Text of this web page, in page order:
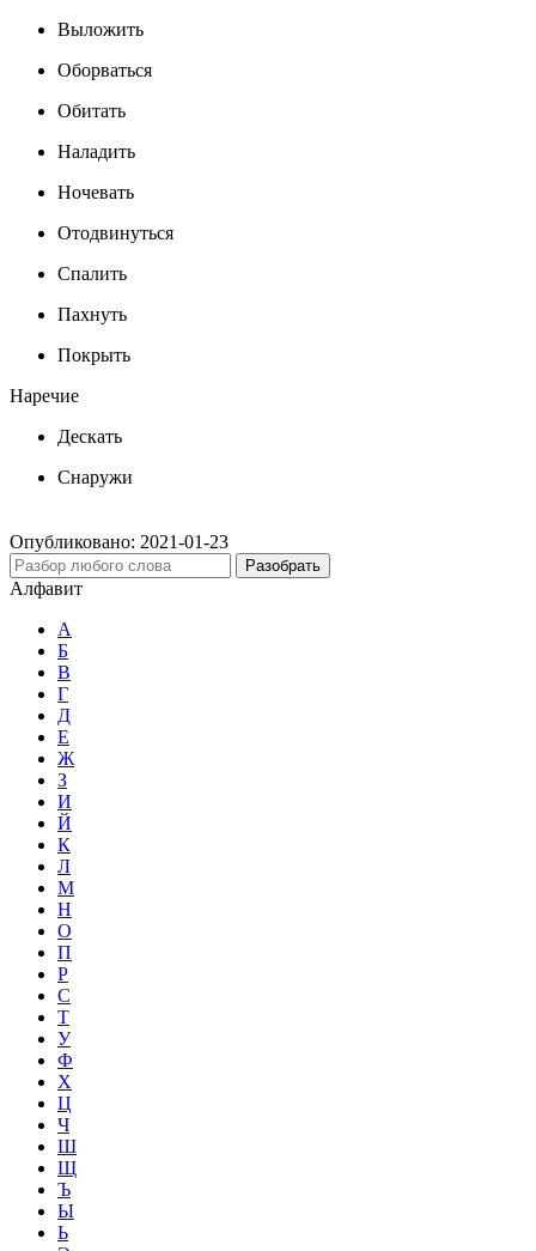
Выложить
Оборваться
Обитать
Наладить
Ночевать
Отодвинуться
Спалить
Пахнуть
Покрыть
Наречие
Дескать
Снаружи
Опубликовано: 2021-01-23
Разобрать
Алфавит
А
Б
В
Г
Д
Е
Ж
З
И
Й
К
Л
М
Н
О
П
Р
С
Т
У
Ф
Х
Ц
Ч
Ш
Щ
Ъ
Ы
Ь